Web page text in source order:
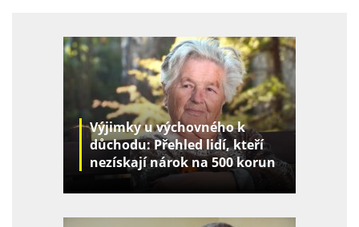
Výjimky u výchovného k
důchodu: Přehled lidí, kteří
nezískají nárok na 500 korun
za děti